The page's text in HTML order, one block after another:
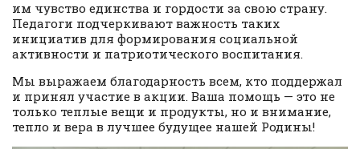
им чувство единства и гордости за свою страну.
Педагоги подчеркивают важность таких
инициатив для формирования социальной
активности и патриотического воспитания.
Мы выражаем благодарность всем, кто поддержал
и принял участие в акции. Ваша помощь — это не
только теплые вещи и продукты, но и внимание,
тепло и вера в лучшее будущее нашей Родины!